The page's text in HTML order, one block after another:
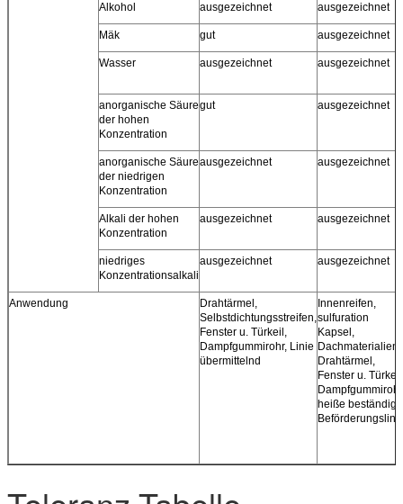
Alkohol ausgezeichnet ausgezeichnet
Mäk gut ausgezeichnet
Wasser ausgezeichnet ausgezeichnet
anorganische Säure
der hohen
Konzentration
gut ausgezeichnet
anorganische Säure
der niedrigen
Konzentration
ausgezeichnet ausgezeichnet
Alkali der hohen
Konzentration
ausgezeichnet ausgezeichnet
niedriges
Konzentrationsalkali
ausgezeichnet ausgezeichnet
Anwendung
Drahtärmel,
Selbstdichtungsstreifen,
Fenster u. Türkeil,
Dampfgummirohr, Linie
übermittelnd
Innenreifen,
sulfuration
Kapsel,
Dachmaterialien,
Drahtärmel,
Fenster u.
heiße beständige